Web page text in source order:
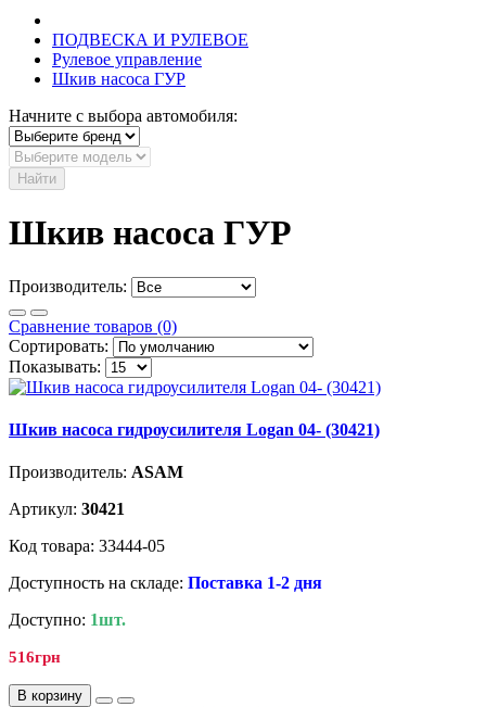
ПОДВЕСКА И РУЛЕВОЕ
Рулевое управление
Шкив насоса ГУР
Начните с выбора автомобиля:
Найти
Шкив насоса ГУР
Производитель:
Сравнение товаров (0)
Сортировать:
Показывать:
Шкив насоса гидроусилителя Logan 04- (30421)
Производитель: ASAM
Артикул: 30421
Код товара: 33444-05
Доступность на складе: Поставка 1-2 дня
Доступно: 1шт.
516грн
В корзину